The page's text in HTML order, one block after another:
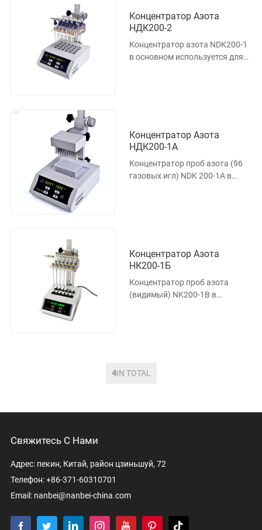
Концентратор Азота
НДК200-2
Концентратор азота NDK200-1
в основном используется для
Концентратор Азота
НДК200-1А
Концентратор проб азота (96
газовых игл) NDK 200-1A в
Концентратор Азота
НК200-1Б
Концентратор проб азота
(видимый) NK200-1B в
4IN TOTAL
Свяжитесь С Нами
Адрес: пекин, Китай, район цзиньшуй, 72
Телефон: +86-371-60310701
Email: nanbei@nanbei-china.com